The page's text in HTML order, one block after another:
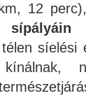
12
sípályáin
síelési
kínálnak,